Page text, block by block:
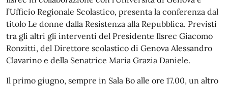
l’Ufficio Regionale Scolastico, presenta la conferenza dal
titolo Le donne dalla Resistenza alla Repubblica. Previsti
tra gli altri gli interventi del Presidente Ilsrec Giacomo
Ronzitti, del Direttore scolastico di Genova Alessandro
Clavarino e della Senatrice Maria Grazia Daniele.
Il primo giugno, sempre in Sala Bo alle ore 17.00, un altro